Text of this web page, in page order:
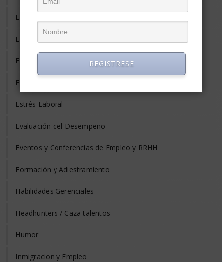
Empleo Temporal
Emprendedores
Entrevista de Trabajo
Equilibrio Vida y Trabajo
Estrés Laboral
Evaluación del Desempeño
Eventos y Conferencias de Empleo y RRHH
Formación y Adiestramiento
Habilidades Gerenciales
Headhunters / Caza talentos
Humor
Inmigracion y Empleo
REGISTRESE